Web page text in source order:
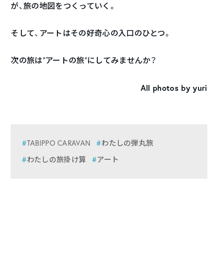
が、旅の地図をつくっていく。
そして、アートはその好奇心の入口のひとつ。
次の旅は“アートの旅”にしてみませんか？
All photos by yuri
TABIPPO CARAVAN
わたしの弾丸旅
わたしの旅掛け算
アート